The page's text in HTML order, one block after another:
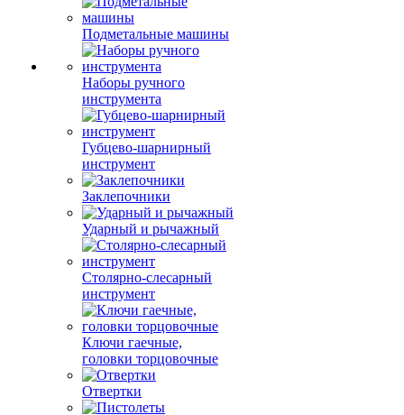
Подметальные машины
Наборы ручного
инструмента
Губцево-шарнирный
инструмент
Заклепочники
Ударный и рычажный
Столярно-слесарный
инструмент
Ключи гаечные,
головки торцовочные
Отвертки